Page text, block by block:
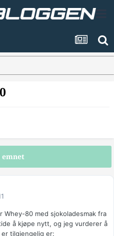
emnet
80 med sjokoladesmak fra
å kjøpe nytt, og jeg vurderer å
er tilgjengelig er: